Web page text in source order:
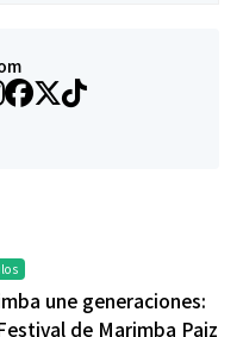
une generaciones:
de Marimba Paiz